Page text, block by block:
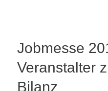
Jobmesse
Veranstalter
Bilanz